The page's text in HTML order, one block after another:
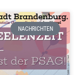
NACHRICHTEN